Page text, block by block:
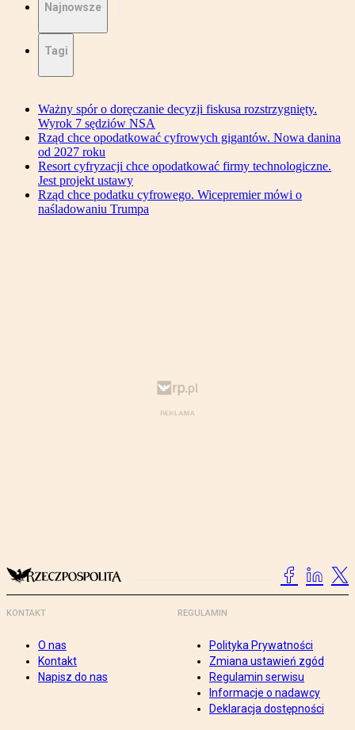
Najnowsze
Tagi
Ważny spór o doręczanie decyzji fiskusa rozstrzygnięty.
Wyrok 7 sędziów NSA
Rząd chce opodatkować cyfrowych gigantów. Nowa danina
od 2027 roku
Resort cyfryzacji chce opodatkować firmy technologiczne.
Jest projekt ustawy
Rząd chce podatku cyfrowego. Wicepremier mówi o
naśladowaniu Trumpa
KONTAKT
O nas
Kontakt
Napisz do nas
REGULAMIN
Polityka Prywatności
Zmiana ustawień zgód
Regulamin serwisu
Informacje o nadawcy
Deklaracja dostępności